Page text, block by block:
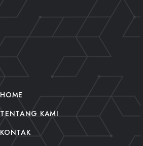
HOME
TENTANG KAMI
KONTAK